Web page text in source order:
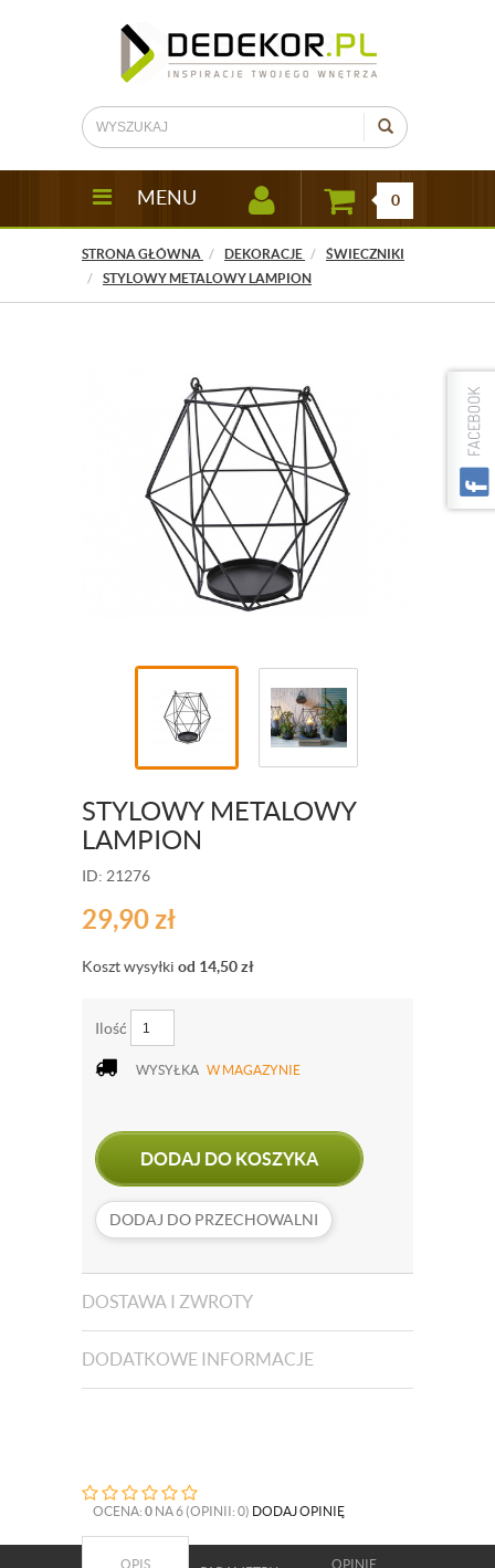
MENU 0
STRONA GŁÓWNA DEKORACJE
ŚWIECZNIKI
STYLOWY METALOWY LAMPION
STYLOWY METALOWY
LAMPION
ID: 21276
29,90zł
Koszt wysyłki od 14,50zł
Ilość
WYSYŁKA W MAGAZYNIE
DODAJ DO KOSZYKA
DODAJ DO PRZECHOWALNI
DOSTAWA I ZWROTY
DODATKOWE INFORMACJE
OCENA: 0 NA 6 (OPINII: 0) DODAJ OPINIĘ
OPIS
OPINIE